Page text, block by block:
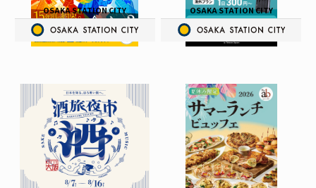
OSAKA STATION CITY OSAKA STATION CITY